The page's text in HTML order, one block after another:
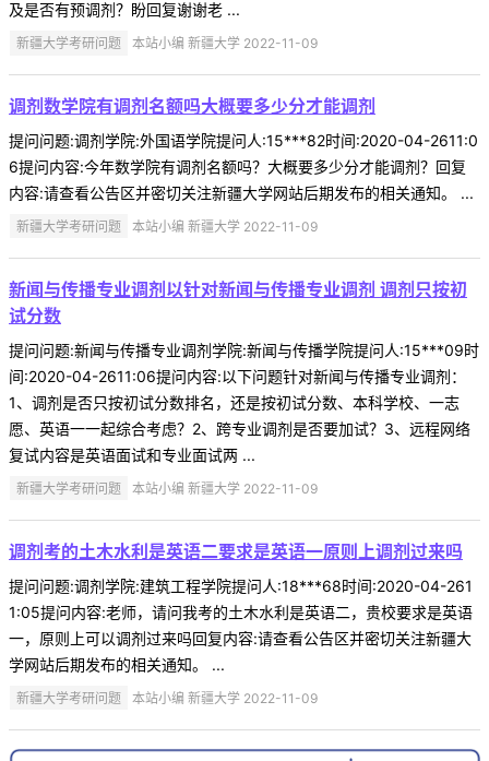
及是否有预调剂？盼回复谢谢老 ...
新疆大学考研问题 本站小编 新疆大学 2022-11-09
调剂数学院有调剂名额吗大概要多少分才能调剂
提问问题:调剂学院:外国语学院提问人:15***82时间:2020-04-2611:0
6提问内容:今年数学院有调剂名额吗？大概要多少分才能调剂？回复
内容:请查看公告区并密切关注新疆大学网站后期发布的相关通知。 ...
新疆大学考研问题 本站小编 新疆大学 2022-11-09
新闻与传播专业调剂以针对新闻与传播专业调剂 调剂只按初
试分数
提问问题:新闻与传播专业调剂学院:新闻与传播学院提问人:15***09时
间:2020-04-2611:06提问内容:以下问题针对新闻与传播专业调剂：
1、调剂是否只按初试分数排名，还是按初试分数、本科学校、一志
愿、英语一一起综合考虑？2、跨专业调剂是否要加试？3、远程网络
复试内容是英语面试和专业面试两 ...
新疆大学考研问题 本站小编 新疆大学 2022-11-09
调剂考的土木水利是英语二要求是英语一原则上调剂过来吗
提问问题:调剂学院:建筑工程学院提问人:18***68时间:2020-04-261
1:05提问内容:老师，请问我考的土木水利是英语二，贵校要求是英语
一，原则上可以调剂过来吗回复内容:请查看公告区并密切关注新疆大
学网站后期发布的相关通知。 ...
新疆大学考研问题 本站小编 新疆大学 2022-11-09